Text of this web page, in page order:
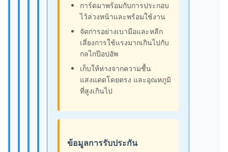
การ์ดมาพร้อมกับการประกอบ
ไว้ล่วงหน้าและพร้อมใช้งาน
จัดการอย่างเบามือและหลีก
เลี่ยงการใช้แรงมากเกินไปกับ
กลไกป๊อปอัพ
เก็บให้ห่างจากความชื้น
แสงแดดโดยตรง และอุณหภูมิ
ที่สูงเกินไป
ข้อมูลการรับประกัน